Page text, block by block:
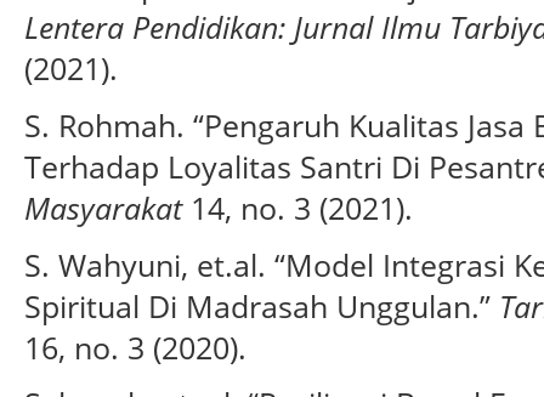
Lentera Pendidikan: Jurnal Ilmu
(2021).
S. Rohmah. “Pengaruh Kualitas
Terhadap Loyalitas Santri Di
Masyarakat14, no. 3 (2021).
S. Wahyuni, et.al. “Model Integrasi
Spiritual Di Madrasah Unggulan.”
16, no. 3 (2020).